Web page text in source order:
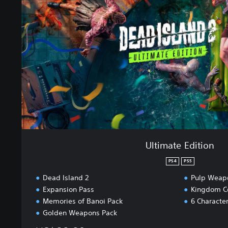
a
t
e
E
d
i
t
o
n
Ultimate Edition
PS4 PS5
Dead Island 2
Expansion Pass
Memories of Banoi Pack
Golden Weapons Pack
Pulp
Kingdom
6